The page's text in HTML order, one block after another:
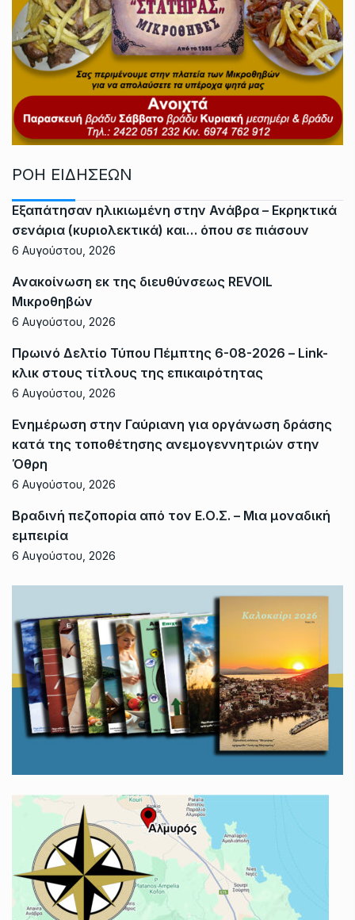
ΡΟΗ ΕΙΔΗΣΕΩΝ
Εξαπάτησαν ηλικιωμένη στην Ανάβρα – Εκρηκτικά
σενάρια (κυριολεκτικά) και… όπου σε πιάσουν
6 Αυγούστου, 2026
Ανακοίνωση εκ της διευθύνσεως REVOIL
Μικροθηβών
6 Αυγούστου, 2026
Πρωινό Δελτίο Τύπου Πέμπτης 6-08-2026 – Link-
κλικ στους τίτλους της επικαιρότητας
6 Αυγούστου, 2026
Ενημέρωση στην Γαύριανη για οργάνωση δράσης
κατά της τοποθέτησης ανεμογεννητριών στην
Όθρη
6 Αυγούστου, 2026
Βραδινή πεζοπορία από τον Ε.Ο.Σ. – Μια μοναδική
εμπειρία
6 Αυγούστου, 2026